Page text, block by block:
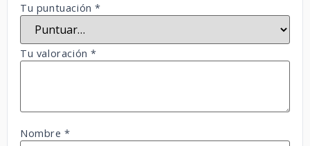
Tu puntuación*
Tu valoración*
Nombre*